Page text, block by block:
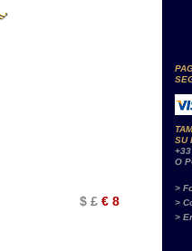
$ £ € 8
SU
O
>
>
>